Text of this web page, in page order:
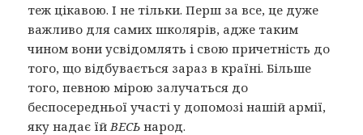
теж цікавою. І не тільки. Перш за все, це дуже
важливо для самих школярів, адже таким
чином вони усвідомлять і свою причетність до
того, що відбувається зараз в країні. Більше
того, певною мірою залучаться до
беспосередньої участі у допомозі нашій армії,
яку надає їй ВЕСЬ народ.